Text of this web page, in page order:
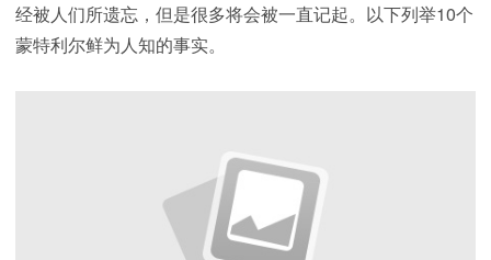
经被人们所遗忘，但是很多将会被一直记起。以下列举10个
蒙特利尔鲜为人知的事实。